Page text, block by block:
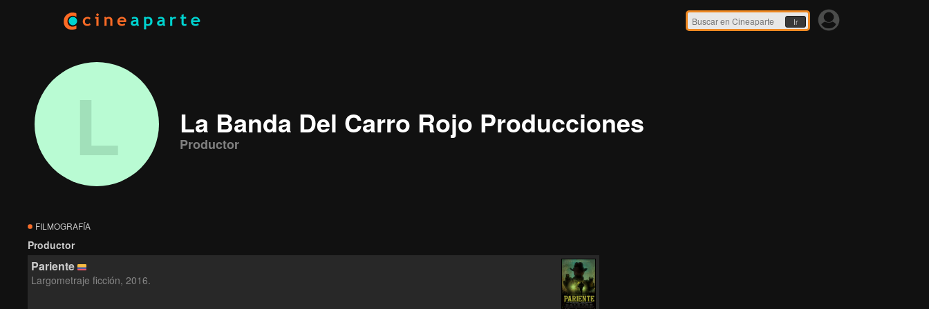
Ir
L La Banda Del Carro Rojo Producciones
Productor
FILMOGRAFÍA
Productor
Pariente
Largometraje ficción, 2016.